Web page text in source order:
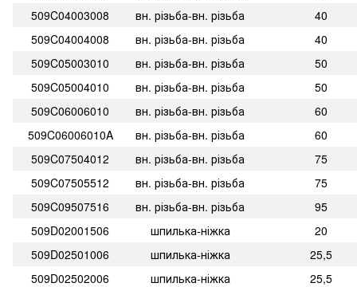
509C04003008
вн. різьба-вн. різьба
40
509C04004008
вн. різьба-вн. різьба
40
509C05003010
вн. різьба-вн. різьба
50
509C05004010
вн. різьба-вн. різьба
50
509C06006010
вн. різьба-вн. різьба
60
509C06006010A
вн. різьба-вн. різьба
60
509C07504012
вн. різьба-вн. різьба
75
509C07505512
вн. різьба-вн. різьба
75
509C09507516
вн. різьба-вн. різьба
95
509D02001506
шпилька-ніжка
20
509D02501006
шпилька-ніжка
25,5
509D02502006
шпилька-ніжка
25,5